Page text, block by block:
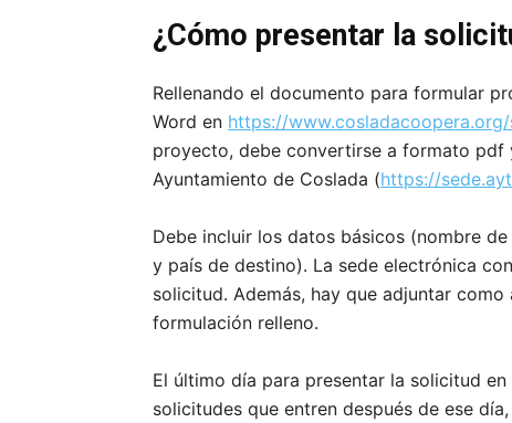
¿Cómo presentar la
Rellenando el documento para formular
Word en https://
proyecto, debe convertirse a formato pdf
Ayuntamiento de Coslada (https://
Debe incluir los datos básicos (nombre
y país de destino). La sede electrónica
solicitud. Además, hay que adjuntar
formulación relleno.
El último día para presentar la solicitud
solicitudes que entren después de ese